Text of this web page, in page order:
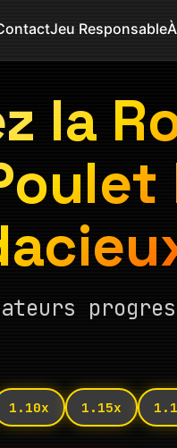
Jeu Responsable
la
1.10x 1.15x